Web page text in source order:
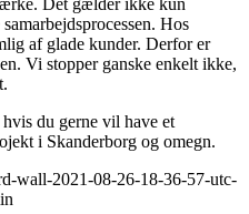
Hos
af glade kunder. Derfor er
Vi stopper ganske enkelt ikke,
du gerne vil have et
i Skanderborg og omegn.